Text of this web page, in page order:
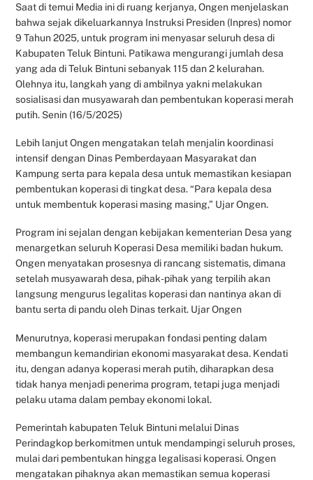
Saat di temui Media ini di ruang kerjanya, Ongen menjelaskan
bahwa sejak dikeluarkannya Instruksi Presiden (Inpres) nomor
9 Tahun 2025, untuk program ini menyasar seluruh desa di
Kabupaten Teluk Bintuni. Patikawa mengurangi jumlah desa
yang ada di Teluk Bintuni sebanyak 115 dan 2 kelurahan.
Olehnya itu, langkah yang di ambilnya yakni melakukan
sosialisasi dan musyawarah dan pembentukan koperasi merah
putih. Senin (16/5/2025)
Lebih lanjut Ongen mengatakan telah menjalin koordinasi
intensif dengan Dinas Pemberdayaan Masyarakat dan
Kampung serta para kepala desa untuk memastikan kesiapan
pembentukan koperasi di tingkat desa. “Para kepala desa
untuk membentuk koperasi masing masing,” Ujar Ongen.
Program ini sejalan dengan kebijakan kementerian Desa yang
menargetkan seluruh Koperasi Desa memiliki badan hukum.
Ongen menyatakan prosesnya di rancang sistematis, dimana
setelah musyawarah desa, pihak-pihak yang terpilih akan
langsung mengurus legalitas koperasi dan nantinya akan di
bantu serta di pandu oleh Dinas terkait. Ujar Ongen
Menurutnya, koperasi merupakan fondasi penting dalam
membangun kemandirian ekonomi masyarakat desa. Kendati
itu, dengan adanya koperasi merah putih, diharapkan desa
tidak hanya menjadi penerima program, tetapi juga menjadi
pelaku utama dalam pembay ekonomi lokal.
Pemerintah kabupaten Teluk Bintuni melalui Dinas
Perindagkop berkomitmen untuk mendampingi seluruh proses,
mulai dari pembentukan hingga legalisasi koperasi. Ongen
mengatakan pihaknya akan memastikan semua koperasi